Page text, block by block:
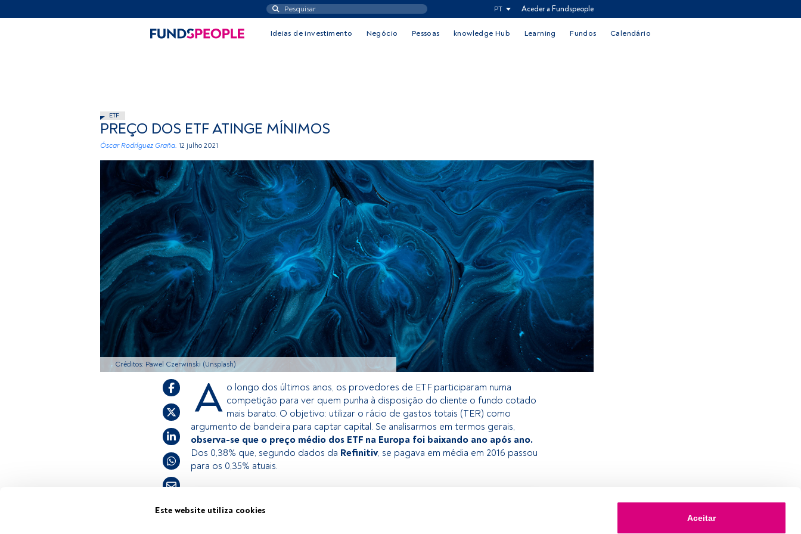
Este website utiliza cookies
Aceitar
PT Aceder a Fundspeople
Ideias de investimento Negócio Pessoas knowledge Hub Learning Fundos Calendário
ETF
PREÇO DOS ETF ATINGE MÍNIMOS
Óscar Rodríguez Graña. 12 julho 2021
Créditos: Pawel Czerwinski (Unsplash)
A o longo dos últimos anos, os provedores de ETF participaram numa
competição para ver quem punha à disposição do cliente o fundo cotado
mais barato. O objetivo: utilizar o rácio de gastos totais (TER) como
argumento de bandeira para captar capital. Se analisarmos em termos gerais,
observa-se que o preço médio dos ETF na Europa foi baixando ano após ano.
Dos 0,38% que, segundo dados da Refinitiv, se pagava em média em 2016 passou
para os 0,35% atuais.
Este é um artigo exclusivo para os utilizadores registados da FundsPeople. Se já